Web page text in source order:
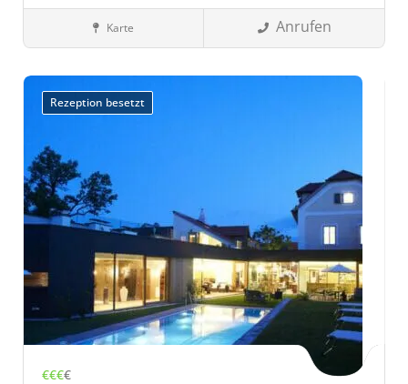
Familienhotels
Südtirol, Italien
Karte Anrufen
Rezeption besetzt
€€€€